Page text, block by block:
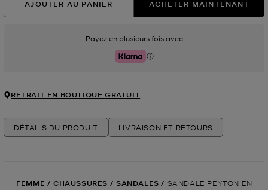
AJOUTER AU PANIER ACHETER MAINTENANT
Payez en plusieurs fois avec
Klarna
RETRAIT EN BOUTIQUE GRATUIT
DÉTAILS DU PRODUIT LIVRAISON ET RETOURS
FEMME / CHAUSSURES / SANDALES / SANDALE PEYTON EN